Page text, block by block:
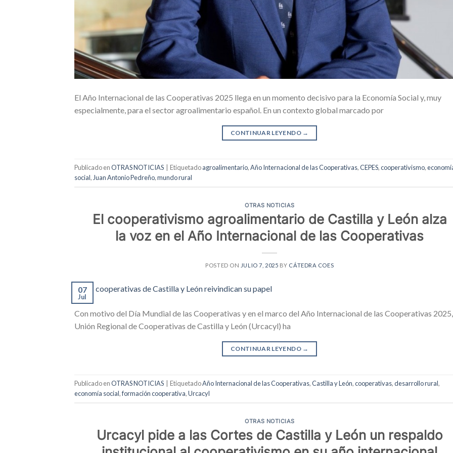
El Año Internacional de las Cooperativas 2025 llega en un momento decisivo para la Economía Social y, muy
especialmente, para el sector agroalimentario español. En un contexto global marcado por
CONTINUAR LEYENDO →
Publicado enOTRAS NOTICIAS Etiquetadoagroalimentario,Año Internacional de las Cooperativas,CEPES,cooperativismo,
social, Juan Antonio Pedreño,mundo rural
OTRAS NOTICIAS
El cooperativismo agroalimentario de Castilla y León alza
la voz en el Año Internacional de las Cooperativas
POSTED ON JULIO 7, 2025 BY CÁTEDRA COES
07
Jul
Con motivo del Día Mundial de las Cooperativas y en el marco del Año Internacional de las Cooperativas
Unión Regional de Cooperativas de Castilla y León (Urcacyl) ha
CONTINUAR LEYENDO →
Publicado enOTRAS NOTICIAS EtiquetadoAño Internacional de las Cooperativas,Castilla y León,cooperativas,desarrollo rural,
economía social,formación cooperativa,Urcacyl
OTRAS NOTICIAS
Urcacyl pide a las Cortes de Castilla y León un respaldo